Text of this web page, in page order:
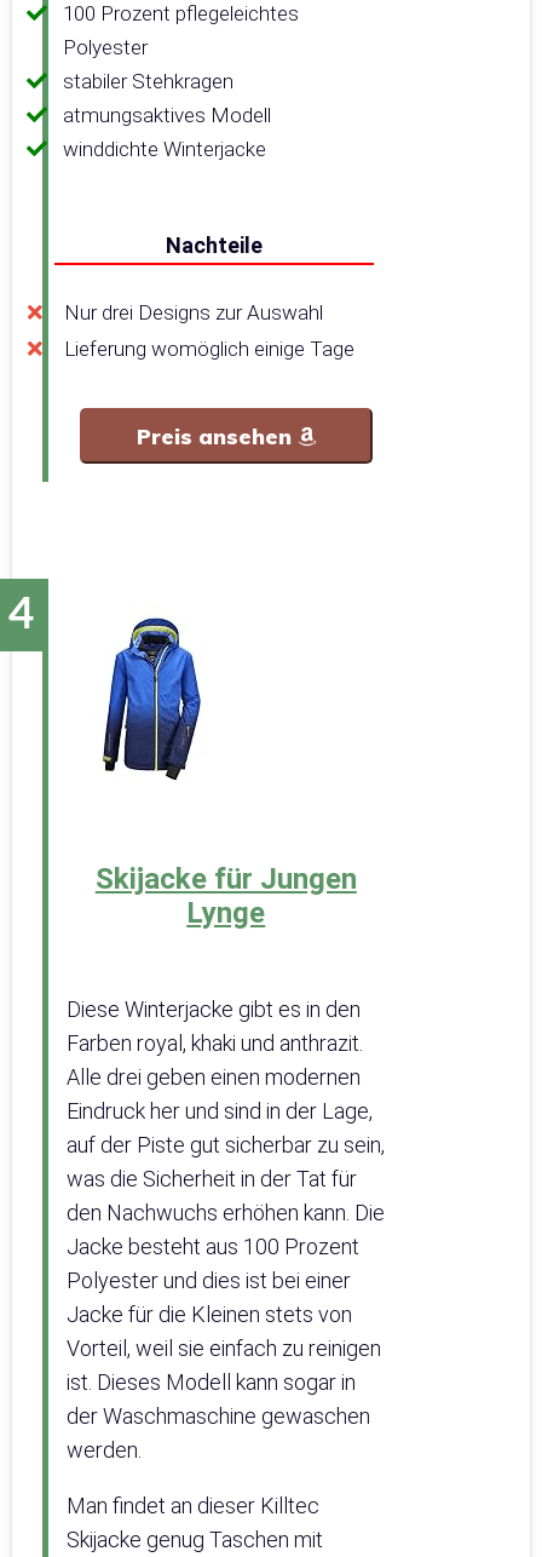
100 Prozent pflegeleichtes
Polyester
stabiler Stehkragen
atmungsaktives Modell
winddichte Winterjacke
Nachteile
Nur drei Designs zur Auswahl
Lieferung womöglich einige Tage
Preis ansehen
Skijacke für Jungen
Lynge
Diese Winterjacke gibt es in den
Farben royal, khaki und anthrazit.
Alle drei geben einen modernen
Eindruck her und sind in der Lage,
auf der Piste gut sicherbar zu sein,
was die Sicherheit in der Tat für
den Nachwuchs erhöhen kann. Die
Jacke besteht aus 100 Prozent
Polyester und dies ist bei einer
Jacke für die Kleinen stets von
Vorteil, weil sie einfach zu reinigen
ist. Dieses Modell kann sogar in
der Waschmaschine gewaschen
werden.
Man findet an dieser Killtec
Skijacke genug Taschen mit